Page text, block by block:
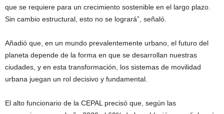
que se requiere para un crecimiento sostenible en el largo plazo.
Sin cambio estructural, esto no se logrará”, señaló.
Añadió que, en un mundo prevalentemente urbano, el futuro del
planeta depende de la forma en que se desarrollan nuestras
ciudades, y en esta transformación, los sistemas de movilidad
urbana juegan un rol decisivo y fundamental.
El alto funcionario de la CEPAL precisó que, según las